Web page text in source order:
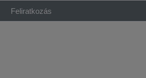
Feliratkozás